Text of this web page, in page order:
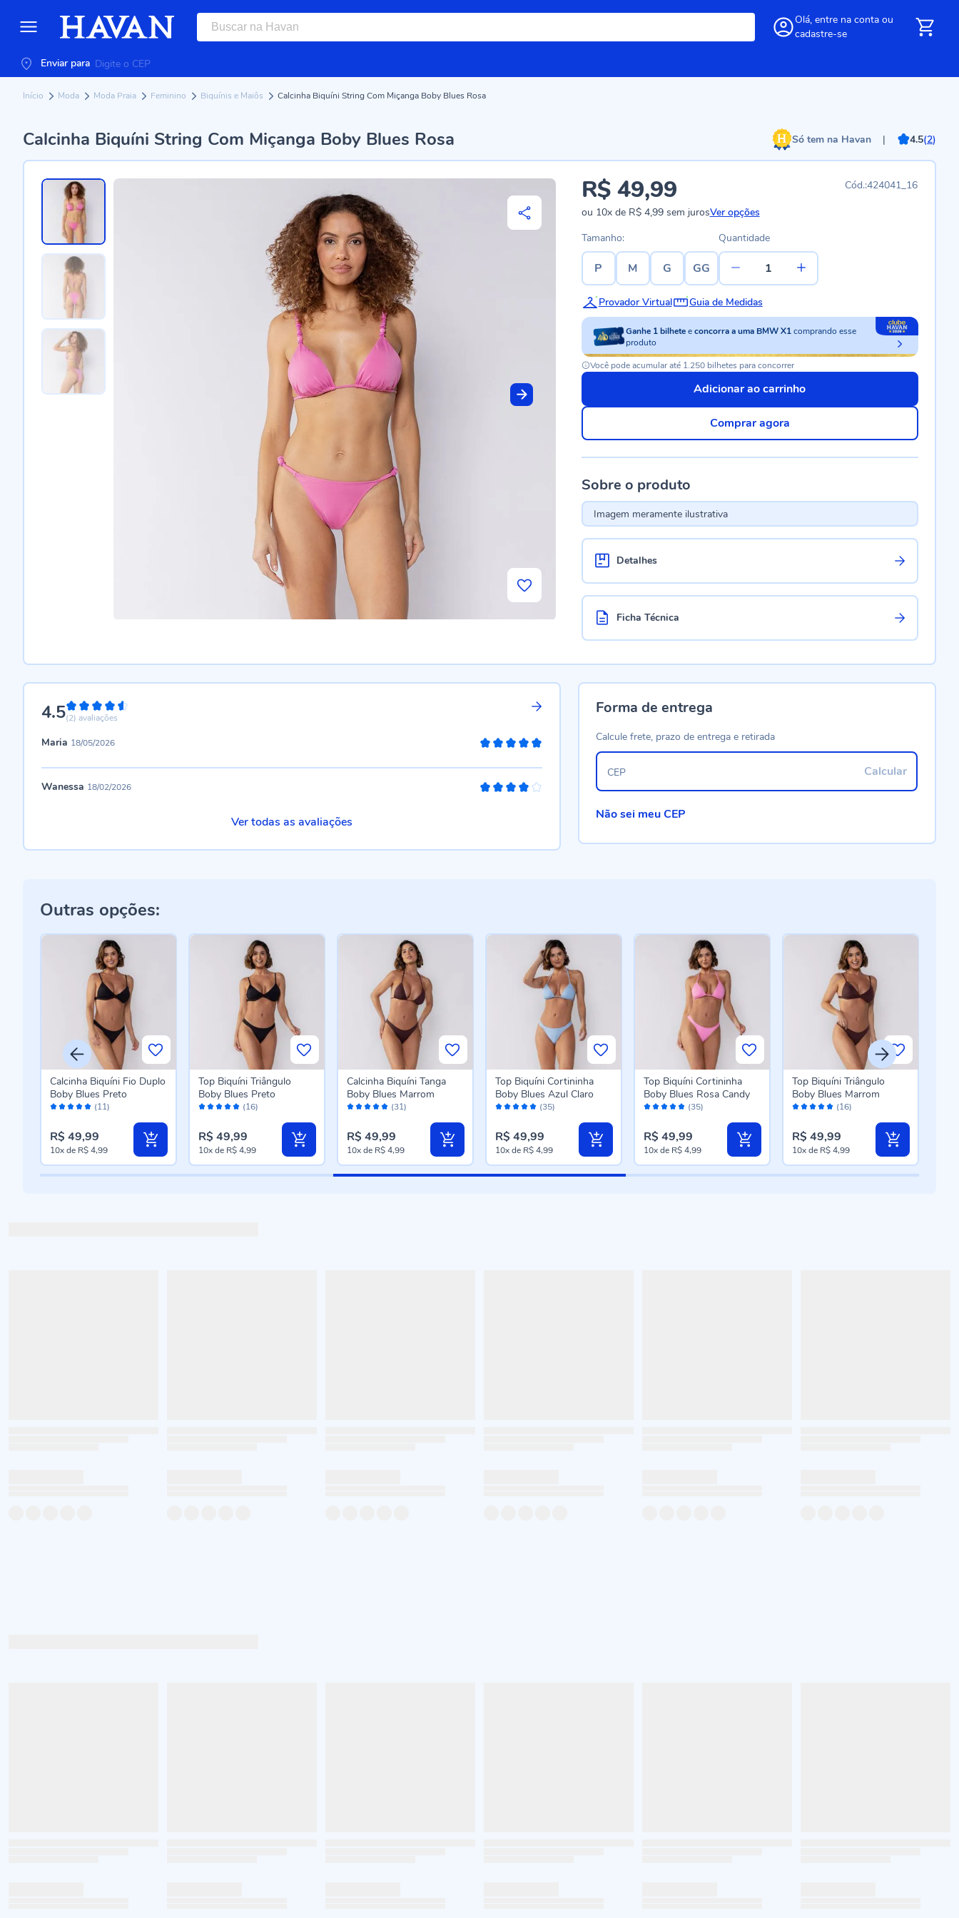
Olá, entre na conta ou
cadastre-se
Enviar para
Início Moda Moda Praia Feminino Biquínis e Maiôs Calcinha Biquíni String Com Miçanga Boby Blues Rosa
Calcinha Biquíni String Com Miçanga Boby Blues Rosa Só tem na Havan | 4.5(2)
424041_16
R$ 49,99
ou 10xde R$ 4,99sem jurosVer opções
Tamanho:
P M G GG
Quantidade
Provador Virtual Guia de Medidas
Ganhe 1 bilhete econcorra a uma BMW X1comprando esse
produto
Você pode acumular até 1.250 bilhetes para concorrer
Adicionar ao carrinho
Comprar agora
Sobre o produto
Imagem meramente ilustrativa
Detalhes
Ficha Técnica
4.590%
(2) avaliações
Maria 18/05/2026
Wanessa 18/02/2026
Ver todas as avaliações
Forma de entrega
Calcule frete, prazo de entrega e retirada
Calcular
CEP
Não sei meu CEP
Outras opções:
Avaliação: (11)
Calcinha Biquíni Fio Duplo
Boby Blues Preto
R$ 49,99
10xde R$ 4,99
Avaliação: (16)
Top Biquíni Triângulo
Boby Blues Preto
R$ 49,99
10xde R$ 4,99
Avaliação: (31)
Calcinha Biquíni Tanga
Boby Blues Marrom
R$ 49,99
10xde R$ 4,99
Avaliação: (35)
Top Biquíni Cortininha
Boby Blues Azul Claro
R$ 49,99
10xde R$ 4,99
Avaliação: (35)
Top Biquíni Cortininha
Boby Blues Rosa Candy
R$ 49,99
10xde R$ 4,99
Avaliação: (16)
Top Biquíni Triângulo
Boby Blues Marrom
R$ 49,99
10xde R$ 4,99